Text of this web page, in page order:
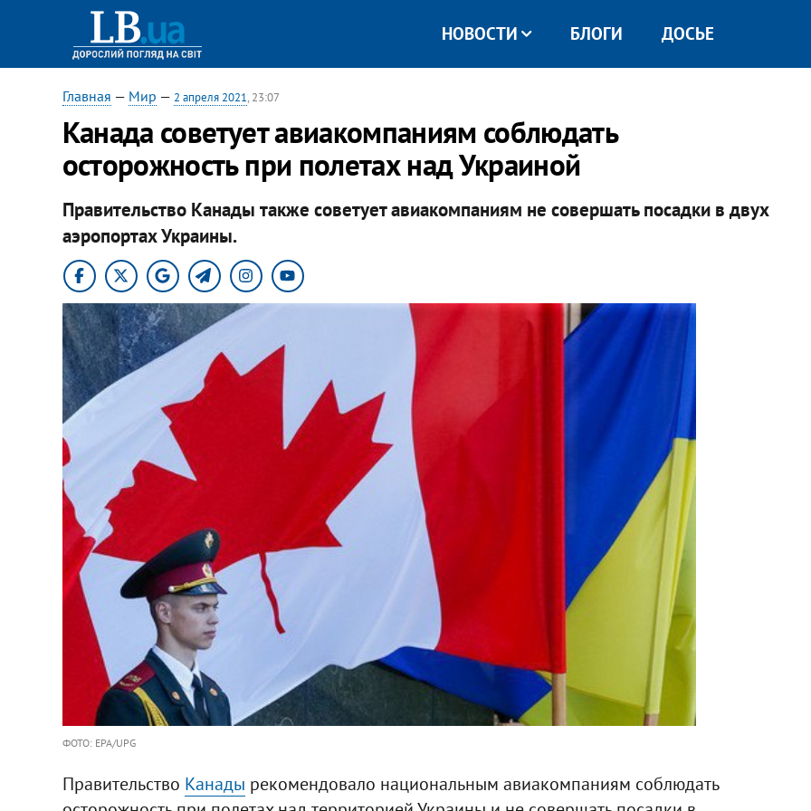
НОВОСТИ БЛОГИ ДОСЬЕ
Главная — Мир — 2 апреля 2021, 23:07
Канада советует авиакомпаниям соблюдать
осторожность при полетах над Украиной
Правительство Канады также советует авиакомпаниям не совершать посадки в двух
аэропортах Украины.
ФОТО: EPA/UPG
Правительство Канады рекомендовало национальным авиакомпаниям соблюдать